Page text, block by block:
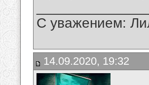
С уважением:
14.09.2020, 19:32